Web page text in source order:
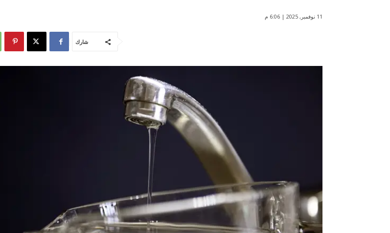
11 نوفمبر, 2025 | 6:06 م
شارك